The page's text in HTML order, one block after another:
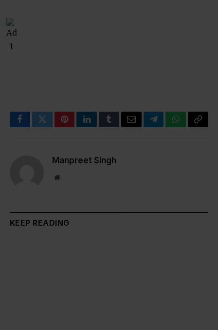
FacebookTwitterPinterestLinkedInTumblrEmailTelegramWhatsApp
Copy
Manpreet Singh
Website
KEEP READING